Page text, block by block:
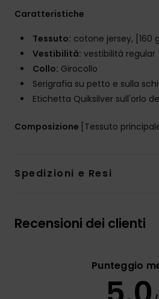
Caratteristiche
Tessuto: cotone jersey, [160
Vestibilità: vestibilità regular
Collo: Girocollo
Serigrafia su petto e sulla
Etichetta Quiksilver sull'orlo
Composizione [Tessuto
Spedizioni e Resi
Recensioni dei clienti
Punteggio